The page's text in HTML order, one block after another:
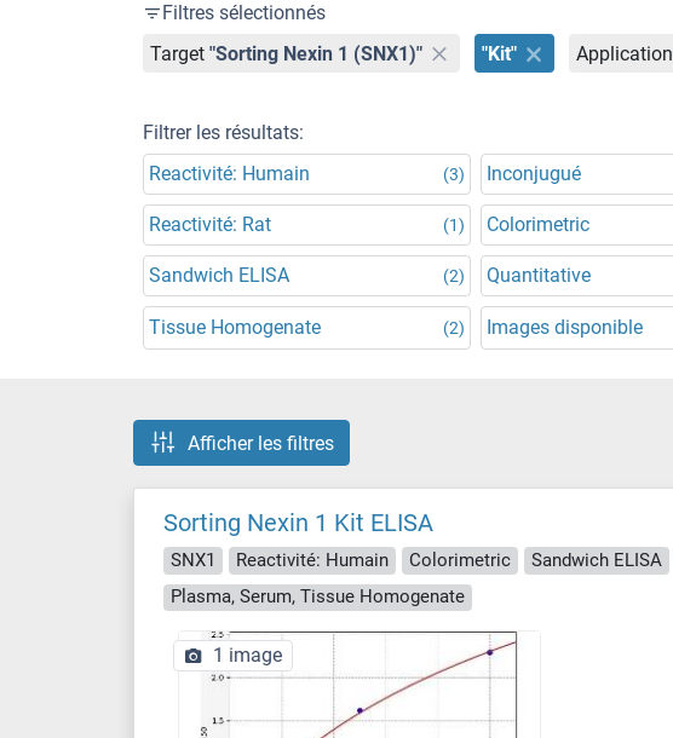
Filtres sélectionnés
Target "Sorting Nexin 1 (SNX1)" "Kit" Application
Filtrer les résultats:
Reactivité: Humain
(3) Inconjugué
Reactivité: Rat (1) Colorimetric
Sandwich ELISA (2) Quantitative
Tissue Homogenate (2) Images disponible
Afficher les filtres
Sorting Nexin 1 Kit ELISA
SNX1 Reactivité: Humain Colorimetric Sandwich ELISA
Plasma, Serum, Tissue Homogenate
1 image